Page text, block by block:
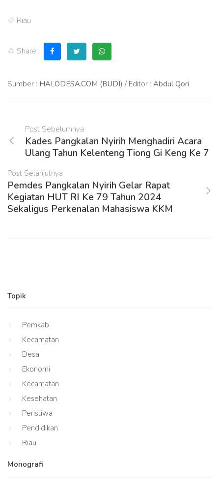
Riau
Share:
Sumber : HALODESA.COM (BUDI) / Editor : Abdul Qori
Post Sebelumnya
Kades Pangkalan Nyirih Menghadiri Acara
Ulang Tahun Kelenteng Tiong Gi Keng Ke 7
Post Selanjutnya
Pemdes Pangkalan Nyirih Gelar Rapat
Kegiatan HUT RI Ke 79 Tahun 2024
Sekaligus Perkenalan Mahasiswa KKM
Topik
Pemkab
Kecamatan
Desa
Ekonomi
Kecamatan
Kesehatan
Peristiwa
Pendidikan
Riau
Monografi